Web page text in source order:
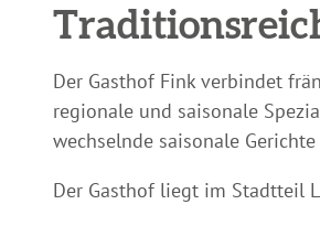
Der Gasthof Fink verbindet
regionale und saisonale
wechselnde saisonale
Der Gasthof liegt im Stadtteil